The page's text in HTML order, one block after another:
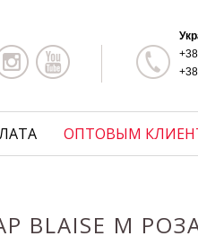
ОПТОВЫМ
BLAISE M